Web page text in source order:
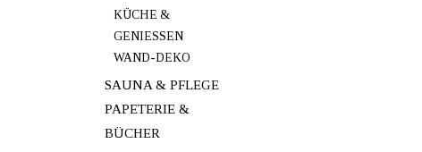
KÜCHE &
GENIESSEN
WAND-DEKO
SAUNA & PFLEGE
PAPETERIE &
BÜCHER